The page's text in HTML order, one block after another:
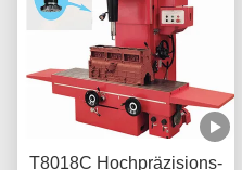
T8018C Hochpräzisions-